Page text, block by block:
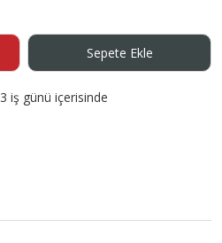
Sepete Ekle
3 iş günü içerisinde